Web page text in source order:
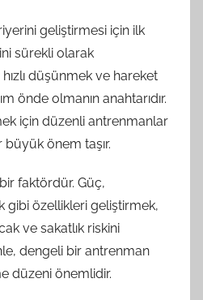
geliştirmesi için ilk
sürekli olarak
düşünmek ve hareket
önde olmanın anahtarıdır.
için düzenli antrenmanlar
önem taşır.
faktördür. Güç,
gibi özellikleri geliştirmek,
ve sakatlık riskini
dengeli bir antrenman
düzeni önemlidir.